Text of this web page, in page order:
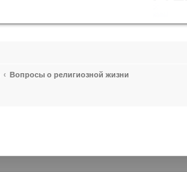
Вопросы о религиозной жизни